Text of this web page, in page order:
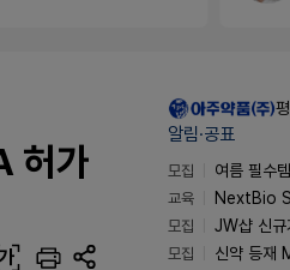
허가
알림·공표
모집
여름 필수
교육
NextBio
모집
JW샵 신규
모집
신약 등